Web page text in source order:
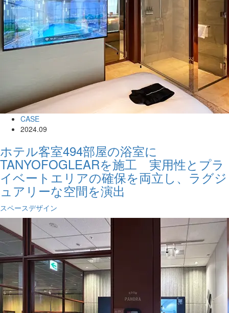
CASE
2024.09
ホテル客室494部屋の浴室に
TANYOFOGLEARを施工 実用性とプラ
イベートエリアの確保を両立し、ラグジ
ュアリーな空間を演出
スペースデザイン